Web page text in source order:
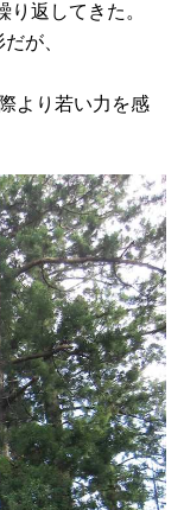
返してきた。
が、
より若い力を感